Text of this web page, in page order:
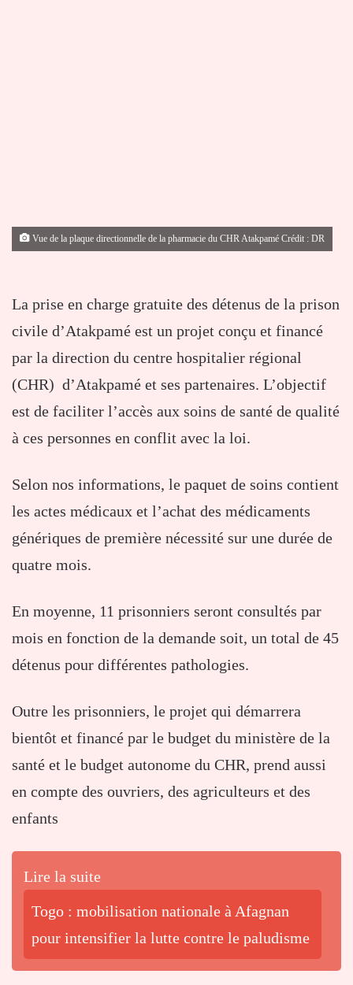
Vue de la plaque directionnelle de la pharmacie du CHR Atakpamé Crédit : DR
La prise en charge gratuite des détenus de la prison
civile d’Atakpamé est un projet conçu et financé
par la direction du centre hospitalier régional
(CHR) d’Atakpamé et ses partenaires. L’objectif
est de faciliter l’accès aux soins de santé de qualité
à ces personnes en conflit avec la loi.
Selon nos informations, le paquet de soins contient
les actes médicaux et l’achat des médicaments
génériques de première nécessité sur une durée de
quatre mois.
En moyenne, 11 prisonniers seront consultés par
mois en fonction de la demande soit, un total de 45
détenus pour différentes pathologies.
Outre les prisonniers, le projet qui démarrera
bientôt et financé par le budget du ministère de la
santé et le budget autonome du CHR, prend aussi
en compte des ouvriers, des agriculteurs et des
enfants
Lire la suite
Togo : mobilisation nationale à Afagnan
pour intensifier la lutte contre le paludisme